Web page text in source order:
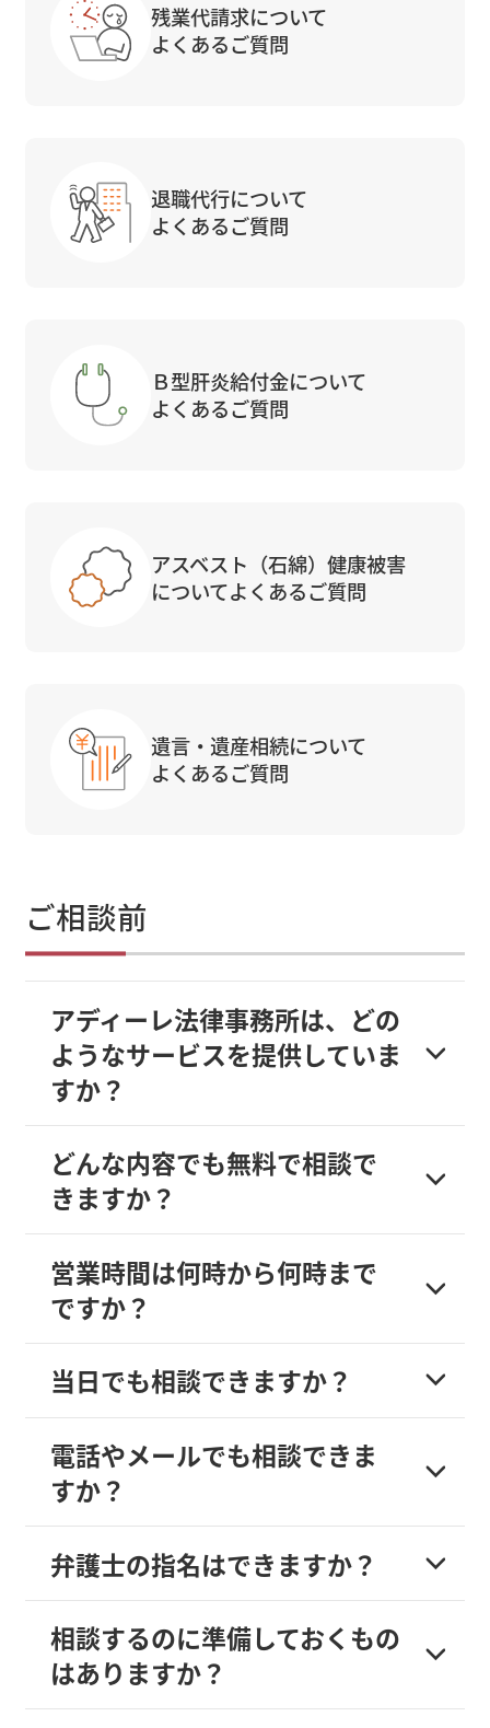
残業代請求について
よくあるご質問
退職代行について
よくあるご質問
Ｂ型肝炎給付金について
よくあるご質問
アスベスト（石綿）健康被害
についてよくあるご質問
遺言・遺産相続について
よくあるご質問
ご相談前
アディーレ法律事務所は、どの
ようなサービスを提供していま
すか？
どんな内容でも無料で相談で
きますか？
営業時間は何時から何時まで
ですか？
当日でも相談できますか？
電話やメールでも相談できま
すか？
弁護士の指名はできますか？
相談するのに準備しておくもの
はありますか？